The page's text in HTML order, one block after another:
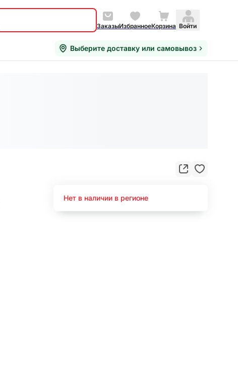
ЗаказыИзбранноеКорзина Войти
Выберите доставку или самовывоз
Нет в наличии в регионе